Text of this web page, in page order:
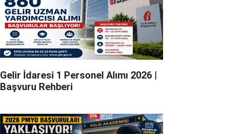
Gelir İdaresi 1 Personel Alımı 2026 |
Başvuru Rehberi